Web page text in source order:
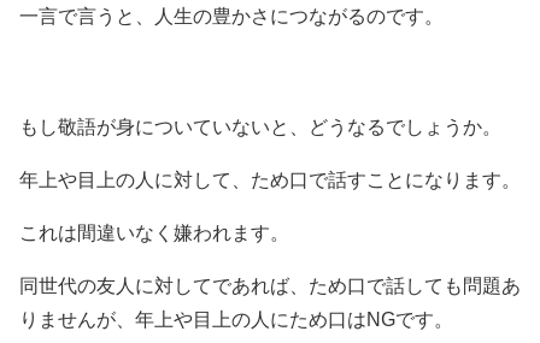
一言で言うと、人生の豊かさにつながるのです。
もし敬語が身についていないと、どうなるでしょうか。
年上や目上の人に対して、ため口で話すことになります。
これは間違いなく嫌われます。
同世代の友人に対してであれば、ため口で話しても問題あ
りませんが、年上や目上の人にため口はNGです。